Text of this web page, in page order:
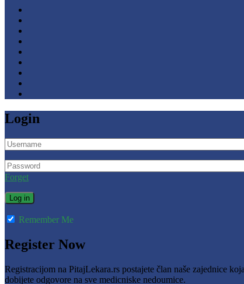
Login
Forget
Remember Me
Register Now
Registracijom na PitajLekara.rs postajete član naše zajednice
dobijete odgovore na sve medicniske nedoumice.